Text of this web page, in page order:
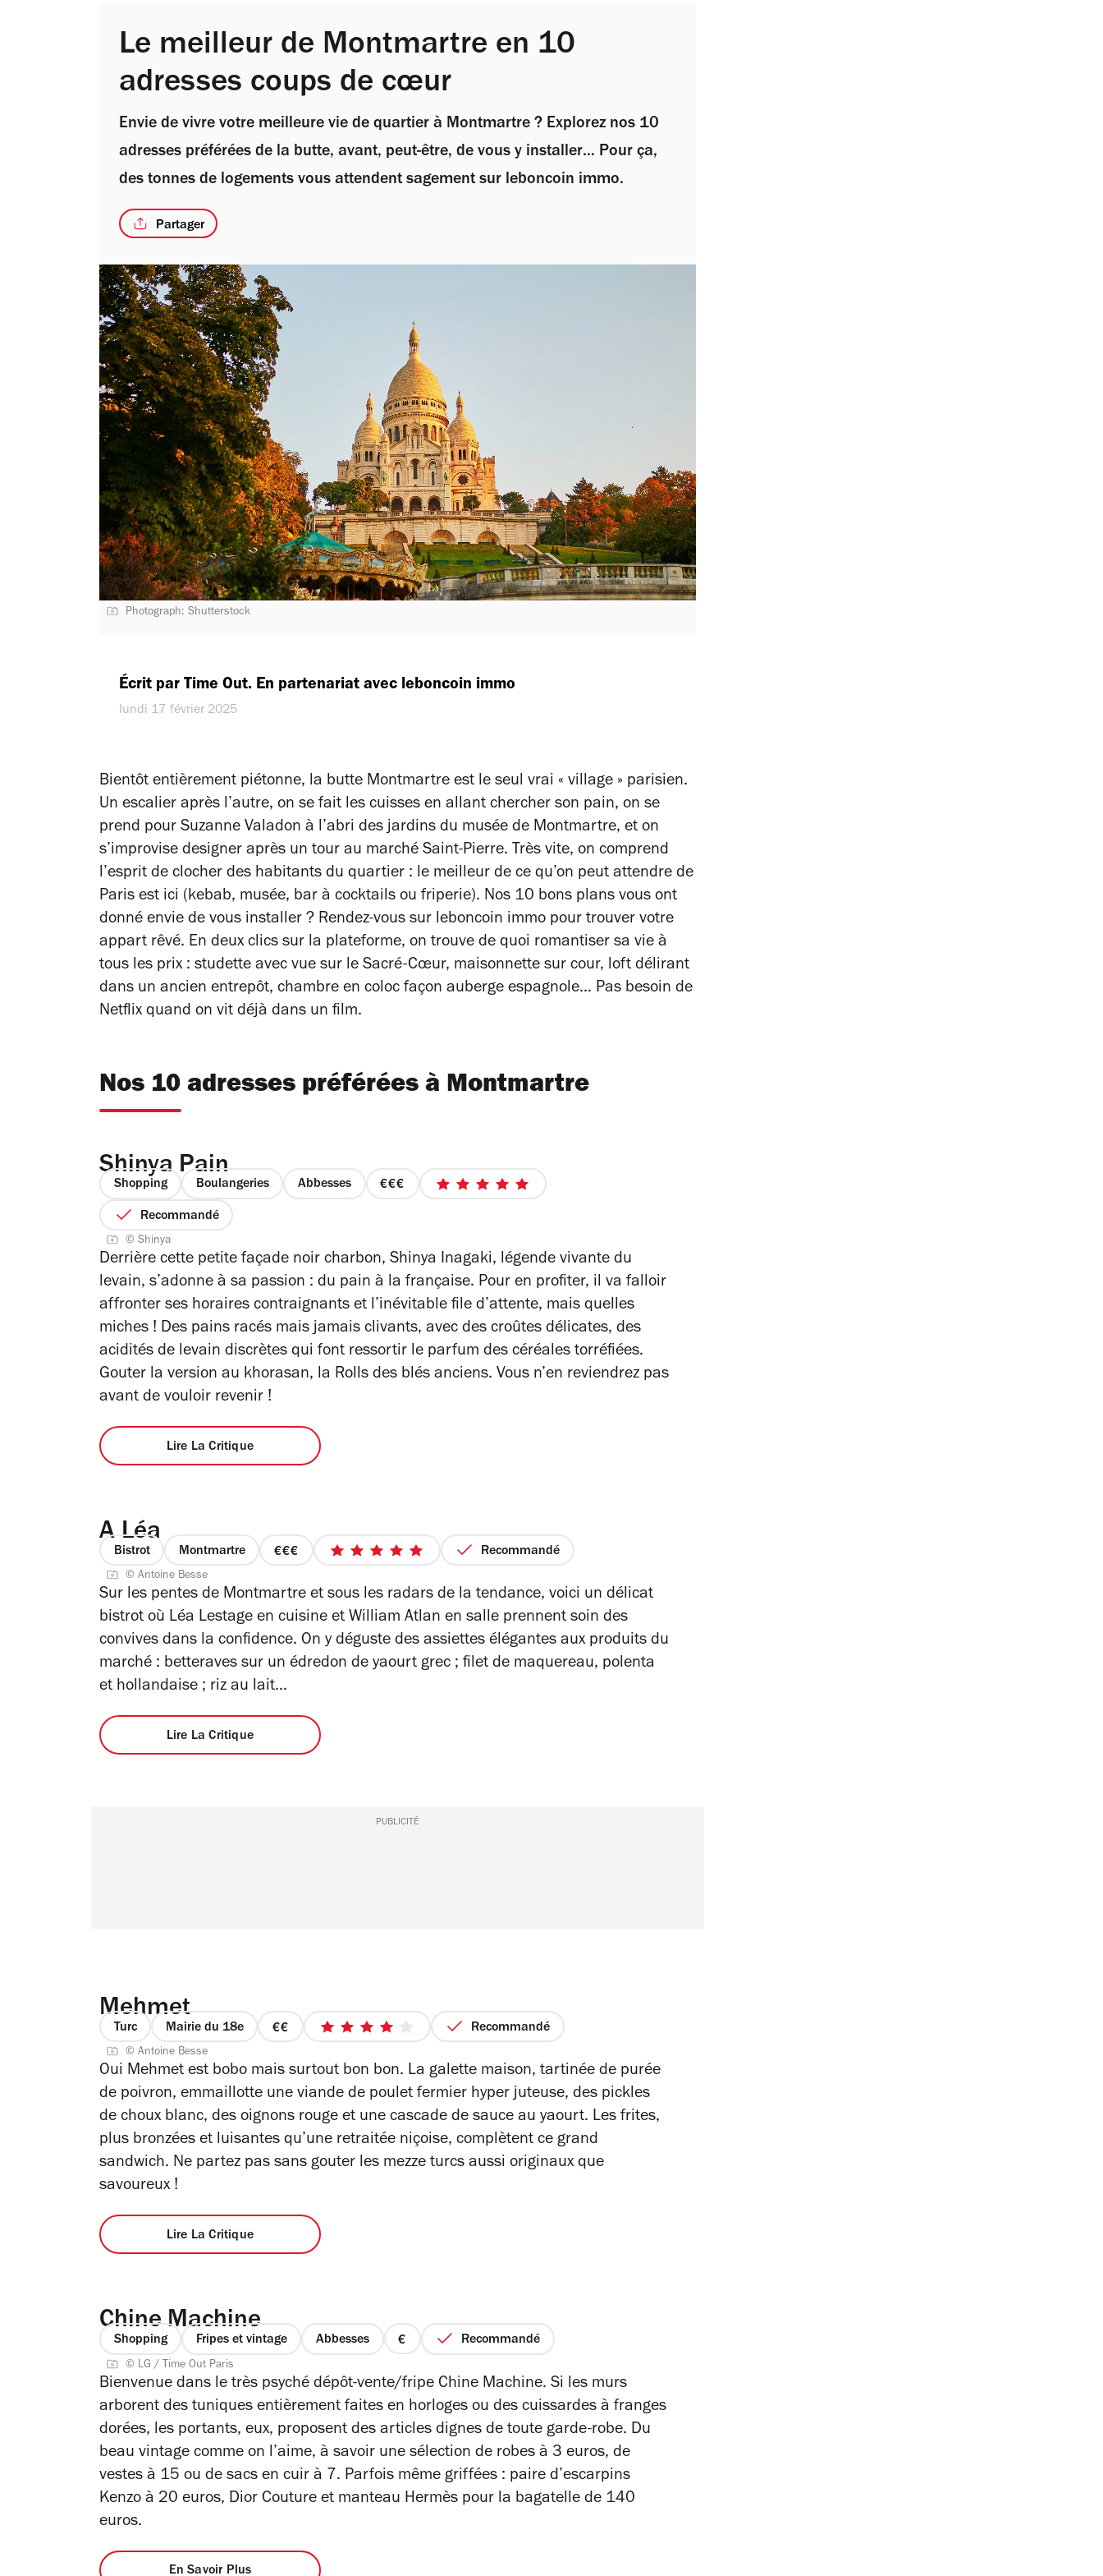
Le meilleur de Montmartre en 10
adresses coups de cœur
Envie de vivre votre meilleure vie de quartier à Montmartre ? Explorez nos 10
adresses préférées de la butte, avant, peut-être, de vous y installer… Pour ça,
des tonnes de logements vous attendent sagement sur leboncoin immo.
Partager
Photograph: Shutterstock
Écrit par Time Out. En partenariat avec leboncoin immo
lundi 17 février 2025
Bientôt entièrement piétonne, la butte Montmartre est le seul vrai « village » parisien.
Un escalier après l’autre, on se fait les cuisses en allant chercher son pain, on se
prend pour Suzanne Valadon à l’abri des jardins du musée de Montmartre, et on
s’improvise designer après un tour au marché Saint-Pierre. Très vite, on comprend
l’esprit de clocher des habitants du quartier : le meilleur de ce qu’on peut attendre de
Paris est ici (kebab, musée, bar à cocktails ou friperie). Nos 10 bons plans vous ont
donné envie de vous installer ? Rendez-vous sur leboncoin immo pour trouver votre
appart rêvé. En deux clics sur la plateforme, on trouve de quoi romantiser sa vie à
tous les prix : studette avec vue sur le Sacré-Cœur, maisonnette sur cour, loft délirant
dans un ancien entrepôt, chambre en coloc façon auberge espagnole… Pas besoin de
Netflix quand on vit déjà dans un film.
Nos 10 adresses préférées à Montmartre
Shinya Pain
Shopping Boulangeries Abbesses
prix
4
5
étoiles
Recommandé
© Shinya
Derrière cette petite façade noir charbon, Shinya Inagaki, légende vivante du
levain, s’adonne à sa passion : du pain à la française. Pour en profiter, il va falloir
affronter ses horaires contraignants et l’inévitable file d’attente, mais quelles
miches ! Des pains racés mais jamais clivants, avec des croûtes délicates, des
acidités de levain discrètes qui font ressortir le parfum des céréales torréfiées.
Gouter la version au khorasan, la Rolls des blés anciens. Vous n’en reviendrez pas
avant de vouloir revenir !
Lire La Critique
A Léa
Bistrot Montmartre
prix
sur
4
5
5
étoiles
Recommandé
© Antoine Besse
Sur les pentes de Montmartre et sous les radars de la tendance, voici un délicat
bistrot où Léa Lestage en cuisine et William Atlan en salle prennent soin des
convives dans la confidence. On y déguste des assiettes élégantes aux produits du
marché : betteraves sur un édredon de yaourt grec ; filet de maquereau, polenta
et hollandaise ; riz au lait…
Lire La Critique
PUBLICITÉ
Mehmet
Turc Mairie du 18e
prix
sur
4
4
5
étoiles
Recommandé
© Antoine Besse
Oui Mehmet est bobo mais surtout bon bon. La galette maison, tartinée de purée
de poivron, emmaillotte une viande de poulet fermier hyper juteuse, des pickles
de choux blanc, des oignons rouge et une cascade de sauce au yaourt. Les frites,
plus bronzées et luisantes qu’une retraitée niçoise, complètent ce grand
sandwich. Ne partez pas sans gouter les mezze turcs aussi originaux que
savoureux !
Lire La Critique
Chine Machine
Shopping Fripes et vintage Abbesses
prix
sur
4
Recommandé
© LG / Time Out Paris
Bienvenue dans le très psyché dépôt-vente/fripe Chine Machine. Si les murs
arborent des tuniques entièrement faites en horloges ou des cuissardes à franges
dorées, les portants, eux, proposent des articles dignes de toute garde-robe. Du
beau vintage comme on l’aime, à savoir une sélection de robes à 3 euros, de
vestes à 15 ou de sacs en cuir à 7. Parfois même griffées : paire d’escarpins
Kenzo à 20 euros, Dior Couture et manteau Hermès pour la bagatelle de 140
euros.
En Savoir Plus